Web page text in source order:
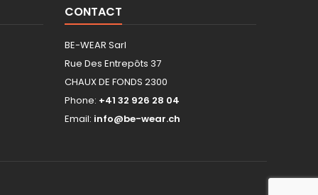
CONTACT
BE-WEAR Sarl
Rue Des Entrepôts 37
CHAUX DE FONDS 2300
Phone: +41 32 926 28 04
Email: info@be-wear.ch